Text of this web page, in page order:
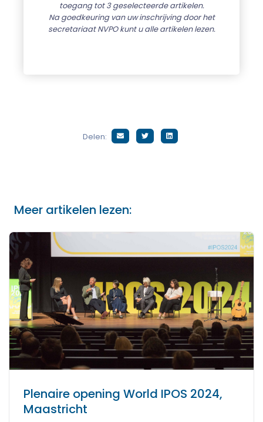
toegang tot 3 geselecteerde artikelen.
Na goedkeuring van uw inschrijving door het
secretariaat NVPO kunt u alle artikelen lezen.
Delen:
Meer artikelen lezen:
Plenaire opening World IPOS 2024,
Maastricht